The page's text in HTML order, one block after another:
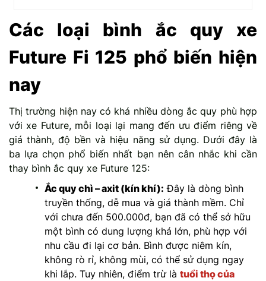
Các loại bình ắc quy xe
Future Fi 125 phổ biến hiện
nay
Thị trường hiện nay có khá nhiều dòng ắc quy phù hợp
với xe Future, mỗi loại lại mang đến ưu điểm riêng về
giá thành, độ bền và hiệu năng sử dụng. Dưới đây là
ba lựa chọn phổ biến nhất bạn nên cân nhắc khi cần
thay bình ắc quy xe Future 125:
Ắc quy chì – axit (kín khí): Đây là dòng bình
truyền thống, dễ mua và giá thành mềm. Chỉ
với chưa đến 500.000đ, bạn đã có thể sở hữu
một bình có dung lượng khá lớn, phù hợp với
nhu cầu đi lại cơ bản. Bình được niêm kín,
không rò rỉ, không mùi, có thể sử dụng ngay
khi lắp. Tuy nhiên, điểm trừ là tuổi thọ của